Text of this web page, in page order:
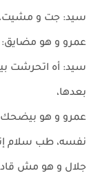
سيد: جت و مشيت،
عمرو و هو
سيد: أه اتحرشت
بعدها،
عمرو و هو
نفسه، طب سلام
جلال و هو مش